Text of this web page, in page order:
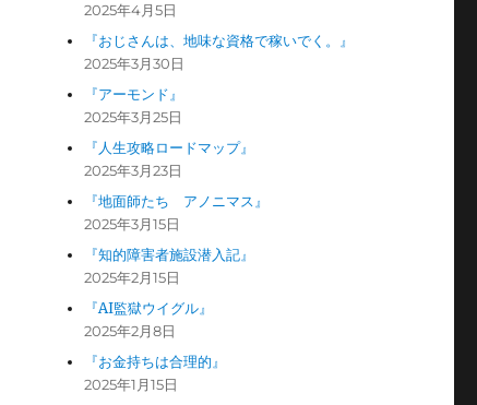
2025年4月5日
『おじさんは、地味な資格で稼いでく。』
2025年3月30日
『アーモンド』
2025年3月25日
『人生攻略ロードマップ』
2025年3月23日
『地面師たち アノニマス』
2025年3月15日
『知的障害者施設潜入記』
2025年2月15日
『AI監獄ウイグル』
2025年2月8日
『お金持ちは合理的』
2025年1月15日